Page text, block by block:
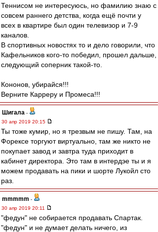
Теннисом не интересуюсь, но фамилию знаю с
совсем раннего детства, когда ещё почти у
всех в квартире был один телевизор и 7-9
каналов.
В спортивных новостях то и дело говорили, что
Кафельников кого-то победил, прошел дальше,
следующий соперник такой-то.
Кононов, убирайся!!!
Верните Карреру и Промеса!!!
Шигала -
30 апр 2019 20:15
Ты тоже кумир, но я трезвым не пишу. Там, на
Форексе торгуют виртуально, там же никто не
покупает завод и завтра туда приходит в
кабинет директора. Это там в интердэе ты и я
можем продавать на пики и шорте Лукойл сто
раз.
mmmmm -
30 апр 2019 20:11
"федун" не собирается продавать Спартак.
"федун" и не думает делать ничего, из